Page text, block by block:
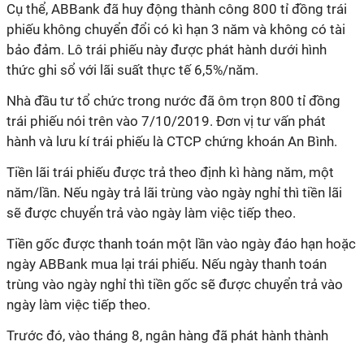
Cụ thể, ABBank đã huy động thành công 800 tỉ đồng trái
phiếu không chuyển đổi có kì hạn 3 năm và không có tài
bảo đảm. Lô trái phiếu này được phát hành dưới hình
thức ghi sổ với lãi suất thực tế 6,5%/năm.
Nhà đầu tư tổ chức trong nước đã ôm trọn 800 tỉ đồng
trái phiếu nói trên vào 7/10/2019. Đơn vị tư vấn phát
hành và lưu kí trái phiếu là CTCP chứng khoán An Bình.
Tiền lãi trái phiếu được trả theo định kì hàng năm, một
năm/lần. Nếu ngày trả lãi trùng vào ngày nghỉ thì tiền lãi
sẽ được chuyển trả vào ngày làm việc tiếp theo.
Tiền gốc được thanh toán một lần vào ngày đáo hạn hoặc
ngày ABBank mua lại trái phiếu. Nếu ngày thanh toán
trùng vào ngày nghỉ thì tiền gốc sẽ được chuyển trả vào
ngày làm việc tiếp theo.
Trước đó, vào tháng 8, ngân hàng đã phát hành thành